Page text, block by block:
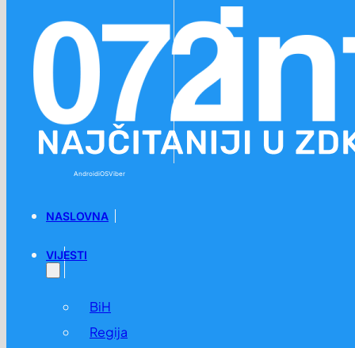
AndroidiOSViber
NASLOVNA
VIJESTI
BiH
Regija